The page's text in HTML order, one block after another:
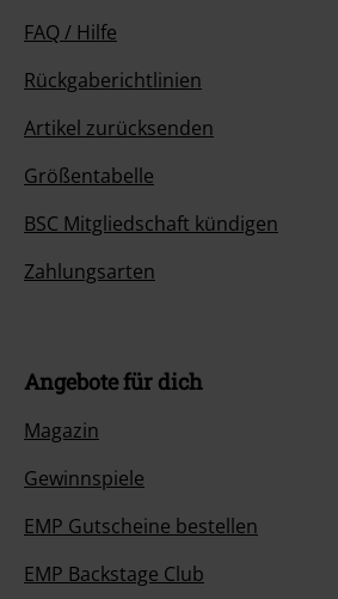
FAQ / Hilfe
Rückgaberichtlinien
Artikel zurücksenden
Größentabelle
BSC Mitgliedschaft kündigen
Zahlungsarten
Angebote für dich
Magazin
Gewinnspiele
EMP Gutscheine bestellen
EMP Backstage Club